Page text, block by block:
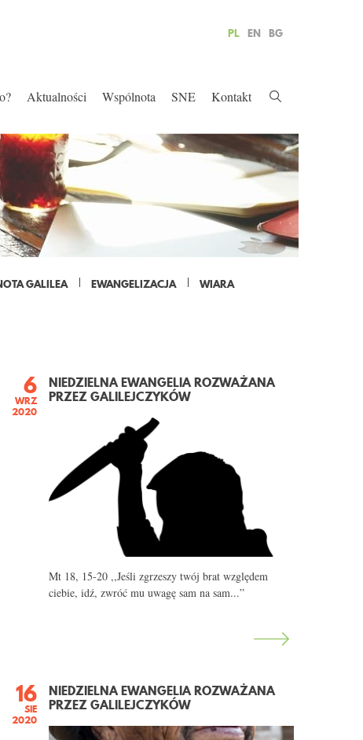
PL EN BG
Aktualności Wspólnota SNE Kontakt
GALILEA EWANGELIZACJA WIARA
6
WRZ
2020
NIEDZIELNA EWANGELIA ROZWAŻANA
PRZEZ GALILEJCZYKÓW
Mt 18, 15-20 ,,Jeśli zgrzeszy twój brat względem
ciebie, idź, zwróć mu uwagę sam na sam...”
16
SIE
2020
NIEDZIELNA EWANGELIA ROZWAŻANA
PRZEZ GALILEJCZYKÓW